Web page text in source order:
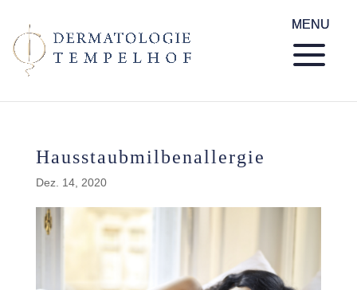
Hausstaubmilbenallergie
Dez. 14, 2020